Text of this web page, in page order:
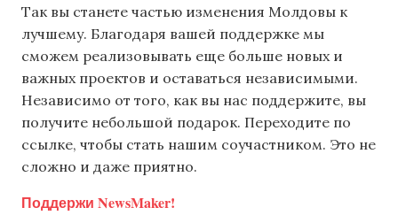
Так вы станете частью изменения Молдовы к
лучшему. Благодаря вашей поддержке мы
сможем реализовывать еще больше новых и
важных проектов и оставаться независимыми.
Независимо от того, как вы нас поддержите, вы
получите небольшой подарок. Переходите по
ссылке, чтобы стать нашим соучастником. Это не
сложно и даже приятно.
Поддержи NewsMaker!